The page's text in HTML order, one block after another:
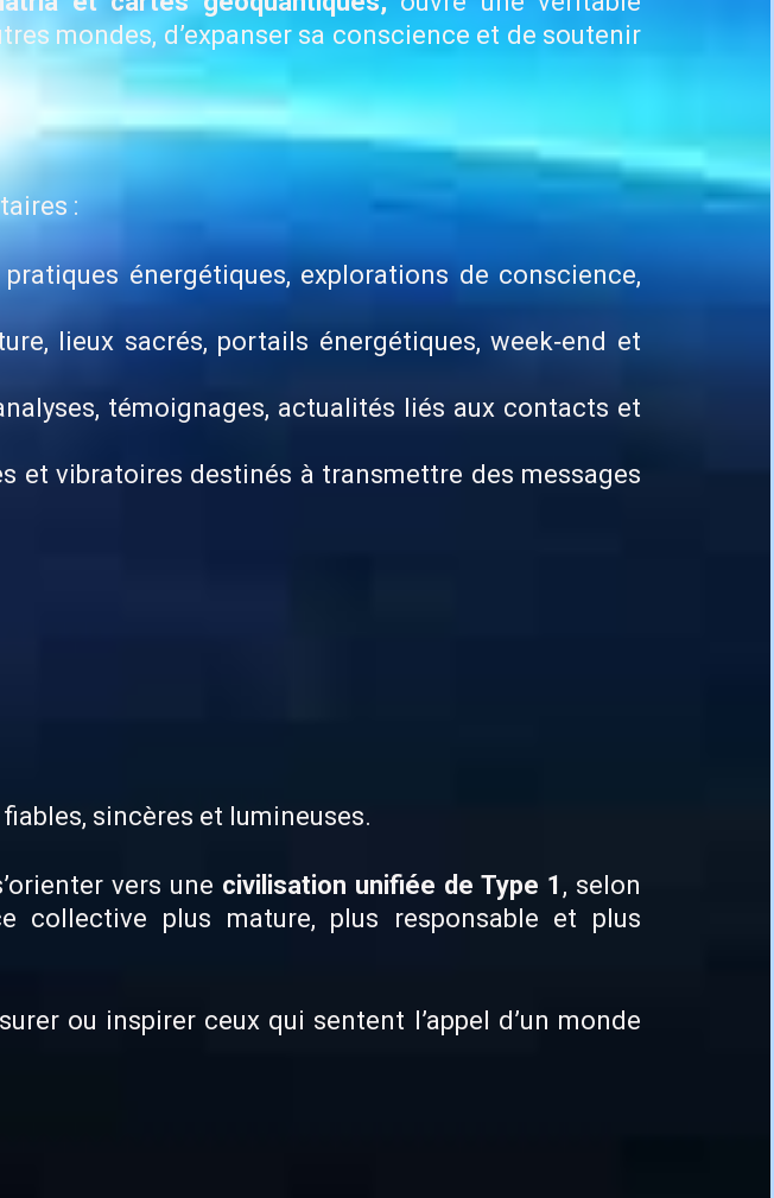
mondes, d’expanser sa conscience et de soutenir
:
énergétiques, explorations de conscience,
lieux sacrés, portails énergétiques, week‑end et
témoignages, actualités liés aux contacts et
et vibratoires destinés à transmettre des messages
sincères et lumineuses.
vers une civilisation unifiée de Type 1 , selon
collective plus mature, plus responsable et plus
ou inspirer ceux qui sentent l’appel d’un monde